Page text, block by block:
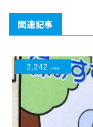
関連記事
2,242 view